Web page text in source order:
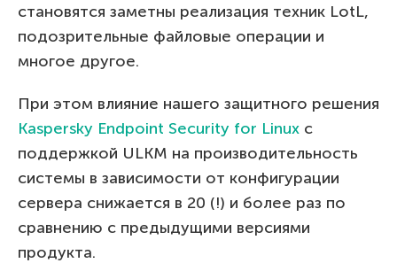
становятся заметны реализация техник LotL,
подозрительные файловые операции и
многое другое.
При этом влияние нашего защитного решения
Kaspersky Endpoint Security for Linux c
поддержкой ULKM на производительность
системы в зависимости от конфигурации
сервера снижается в 20 (!) и более раз по
сравнению с предыдущими версиями
продукта.